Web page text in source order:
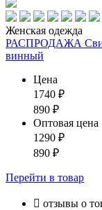
Женская одежда
РАСПРОДАЖА
винный
Цена
1740 ₽
890 ₽
Оптовая цена
1290 ₽
890 ₽
Перейти в товар
 отзывы о